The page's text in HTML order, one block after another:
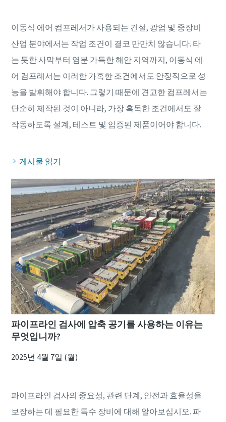
이동식 에어 컴프레서가 사용되는 건설, 광업 및 중장비
산업 분야에서는 작업 조건이 결코 만만치 않습니다. 타
는 듯한 사막부터 염분 가득한 해안 지역까지, 이동식 에
어 컴프레서는 이러한 가혹한 조건에서도 안정적으로 성
능을 발휘해야 합니다. 그렇기 때문에 견고한 컴프레서는
단순히 제작된 것이 아니라, 가장 혹독한 조건에서도 잘
게시물 읽기
파이프라인 검사에 압축 공기를 사용하는 이유는
무엇입니까?
2025년 4월 7일 (월)
파이프라인 검사의 중요성, 관련 단계, 안전과 효율성을
보장하는 데 필요한 특수 장비에 대해 알아보십시오. 파